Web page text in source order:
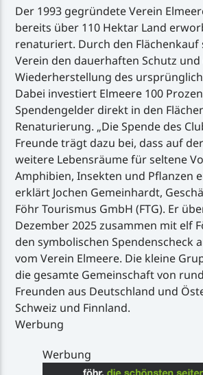
Der 1993 gegründete Verein
bereits über 110 Hektar Land
renaturiert. Durch den Flächenkauf
Verein den dauerhaften Schutz und
Wiederherstellung des
Dabei investiert Elmeere 100
Spendengelder direkt in den
Renaturierung. „Die Spende des
Freunde trägt dazu bei, dass auf
weitere Lebensräume für seltene
Amphibien, Insekten und Pflanzen
erklärt Jochen Gemeinhardt,
Föhr Tourismus GmbH (FTG). Er
Dezember 2025 zusammen mit elf
den symbolischen Spendenscheck
vom Verein Elmeere. Die kleine
die gesamte Gemeinschaft von
Freunden aus Deutschland und
Schweiz und Finnland.
Werbung
Werbung